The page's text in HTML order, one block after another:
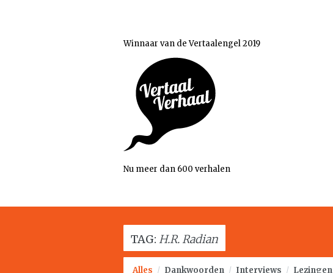
Winnaar van de Vertaalengel 2019
Nu meer dan 600 verhalen
TAG: H.R. Radian
Alles / Dankwoorden / Interviews / Lezingen